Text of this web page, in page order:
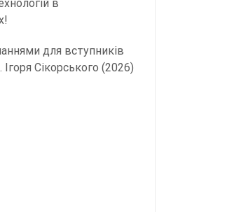
в
для вступників
Сікорського (2026)